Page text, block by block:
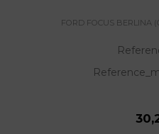
FORD FOCUS BERLINA